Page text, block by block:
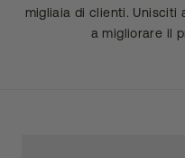
migliaia di clienti. Unisciti
a migliorare il